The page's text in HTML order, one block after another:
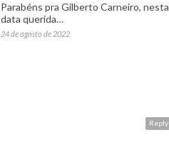
Parabéns pra Gilberto Carneiro, nesta
data querida…
24 de agosto de 2022
Reply